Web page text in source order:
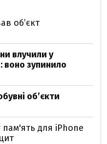
обʼєкт
влучили у
воно зупинило
обʼєкти
пам'ять для iPhone